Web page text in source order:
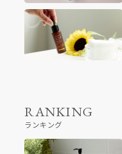
RANKING
ランキング